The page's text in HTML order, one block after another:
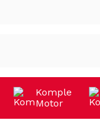
Komple
Motor